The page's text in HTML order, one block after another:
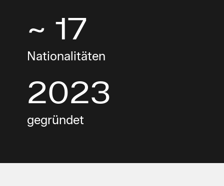
~ 17
Nationalitäten
2023
gegründet